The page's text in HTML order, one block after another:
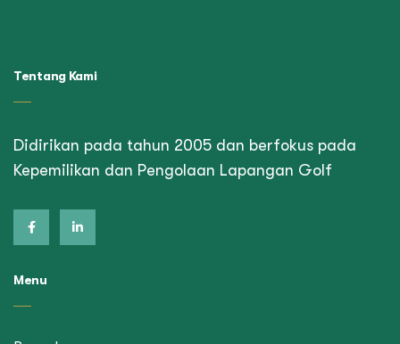
Tentang Kami
Didirikan pada tahun 2005 dan berfokus pada
Kepemilikan dan Pengolaan Lapangan Golf
Menu